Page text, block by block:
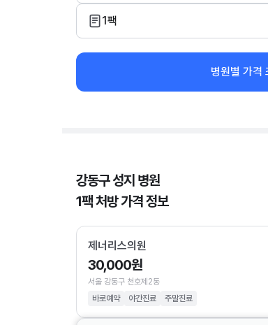
1팩
병원별 가격
강동구 성지 병원
1팩 처방 가격 정보
제너리스의원
30,000원
서울 강동구 천호제2동
바로예약
야간진료 주말진료